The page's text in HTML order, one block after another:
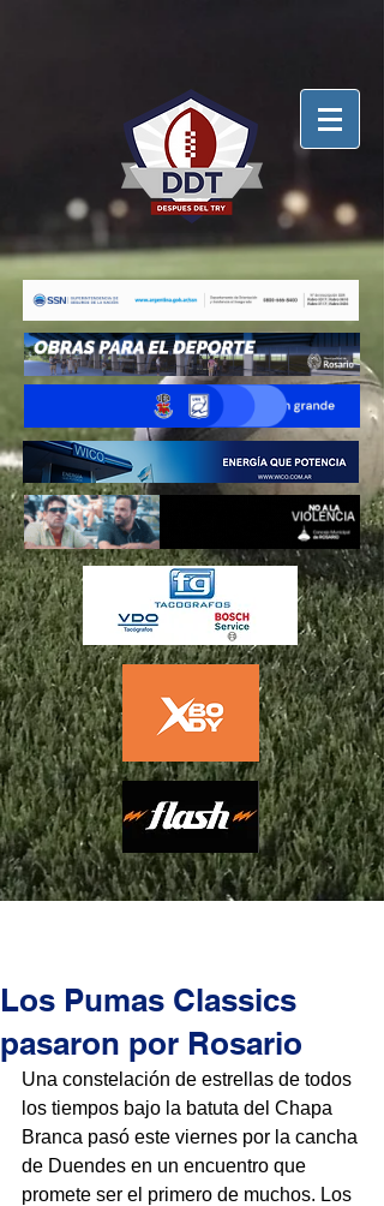
Los Pumas Classics
pasaron por Rosario
Una constelación de estrellas de todos
los tiempos bajo la batuta del Chapa
Branca pasó este viernes por la cancha
de Duendes en un encuentro que
promete ser el primero de muchos. Los